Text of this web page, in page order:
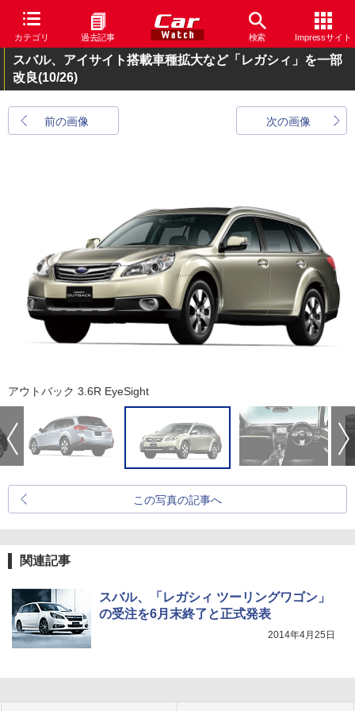
カテゴリ 過去記事 検索 Impressサイト
スバル、アイサイト搭載車種拡大など「レガシィ」を一部
改良(10/26)
前の画像 次の画像
アウトバック 3.6R EyeSight
この写真の記事へ
関連記事
スバル、「レガシィ ツーリングワゴン」
の受注を6月末終了と正式発表
2014年4月25日